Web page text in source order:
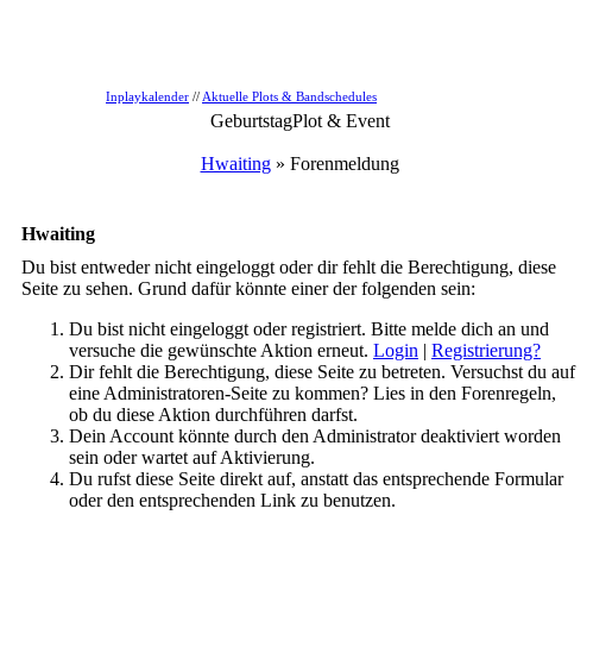
Inplaykalender // Aktuelle Plots & Bandschedules
GeburtstagPlot & Event
Hwaiting » Forenmeldung
Hwaiting
Du bist entweder nicht eingeloggt oder dir fehlt die Berechtigung, diese
Seite zu sehen. Grund dafür könnte einer der folgenden sein:
Du bist nicht eingeloggt oder registriert. Bitte melde dich an und
versuche die gewünschte Aktion erneut. Login | Registrierung?
Dir fehlt die Berechtigung, diese Seite zu betreten. Versuchst du auf
eine Administratoren-Seite zu kommen? Lies in den Forenregeln,
ob du diese Aktion durchführen darfst.
Dein Account könnte durch den Administrator deaktiviert worden
sein oder wartet auf Aktivierung.
Du rufst diese Seite direkt auf, anstatt das entsprechende Formular
oder den entsprechenden Link zu benutzen.